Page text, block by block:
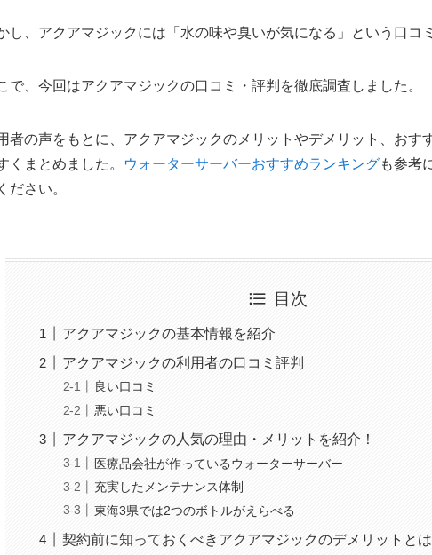
し、アクアマジックには「水の味や臭いが気になる」という口コ
で、今回はアクアマジックの口コミ・評判を徹底調査しました。
者の声をもとに、アクアマジックのメリットやデメリット、おす
くまとめました。
ウォーターサーバーおすすめランキングも参考
ださい。
目次
アクアマジックの基本情報を紹介
アクアマジックの利用者の口コミ評判
良い口コミ
悪い口コミ
アクアマジックの人気の理由・メリットを紹介！
医療品会社が作っているウォーターサーバー
充実したメンテナンス体制
東海3県では2つのボトルがえらべる
契約前に知っておくべきアクアマジックのデメリットとは